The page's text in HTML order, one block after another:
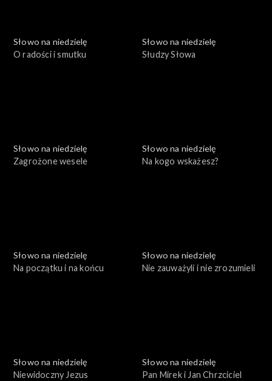
Słowo na niedzielę
O radości i smutku
Słowo na niedzielę
Słudzy Słowa
Słowo na niedzielę
Zagrożone wesele
Słowo na niedzielę
Na kogo wskażesz?
Słowo na niedzielę
Na początku i na końcu
Słowo na niedzielę
Nie zauważyli i nie zrozumieli
Słowo na niedzielę
Niewidoczny Jezus
Słowo na niedzielę
Pan Mirek i Jan Chrzciciel